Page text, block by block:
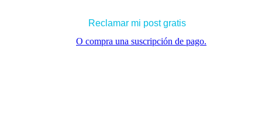
Reclamar mi post gratis
O compra una suscripción de pago.